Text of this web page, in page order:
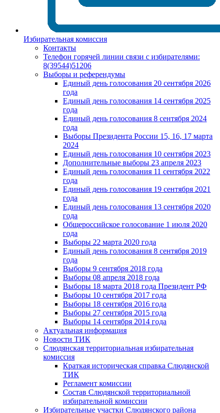
Избирательная комиссия
Контакты
Телефон горячей линии связи с избирателями:
8(39544)51206
Выборы и референдумы
Единый день голосования 20 сентября 2026
года
Единый день голосования 14 сентября 2025
года
Единый день голосования 8 сентября 2024
года
Выборы Президента России 15, 16, 17 марта
2024
Единый день голосования 10 сентября 2023
Дополнительные выборы 23 апреля 2023
Единый день голосования 11 сентября 2022
года
Единый день голосования 19 сентября 2021
года
Единый день голосования 13 сентября 2020
года
Общероссийское голосование 1 июля 2020
года
Выборы 22 марта 2020 года
Единый день голосования 8 сентября 2019
года
Выборы 9 сентября 2018 года
Выборы 08 апреля 2018 года
Выборы 18 марта 2018 года Президент РФ
Выборы 10 сентября 2017 года
Выборы 18 сентября 2016 года
Выборы 27 сентября 2015 года
Выборы 14 сентября 2014 года
Актуальная информация
Новости ТИК
Слюдянская территориальная избирательная
комиссия
Краткая историческая справка Слюдянской
ТИК
Регламент комиссии
Состав Слюдянской территориальной
избирательной комиссии
Избирательные участки Слюдянского района